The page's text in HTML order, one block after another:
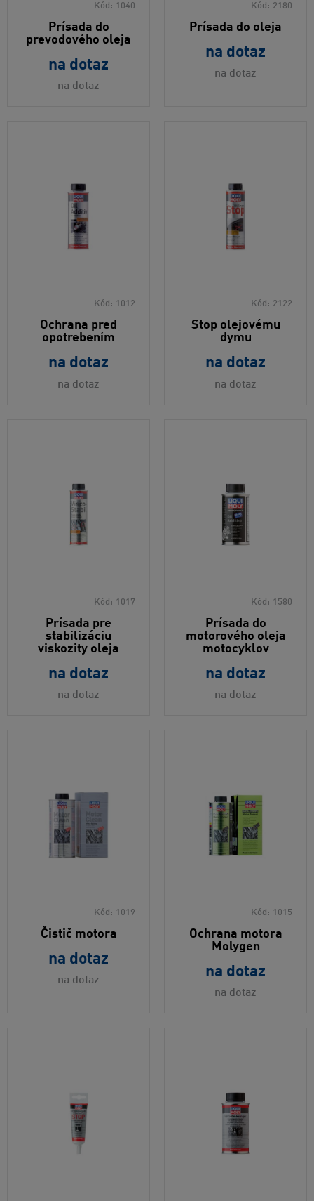
Kód: 1040
Prísada do
prevodového oleja
na dotaz
na dotaz
Kód: 2180
Prísada do oleja
na dotaz
na dotaz
Kód: 1012
Ochrana pred
opotrebením
na dotaz
na dotaz
Kód: 2122
Stop olejovému
dymu
na dotaz
na dotaz
Kód: 1017
Prísada pre
stabilizáciu
viskozity oleja
na dotaz
na dotaz
Kód: 1580
Prísada do
motorového oleja
motocyklov
na dotaz
na dotaz
Kód: 1019
Čistič motora
na dotaz
na dotaz
Kód: 1015
Ochrana motora
Molygen
na dotaz
na dotaz